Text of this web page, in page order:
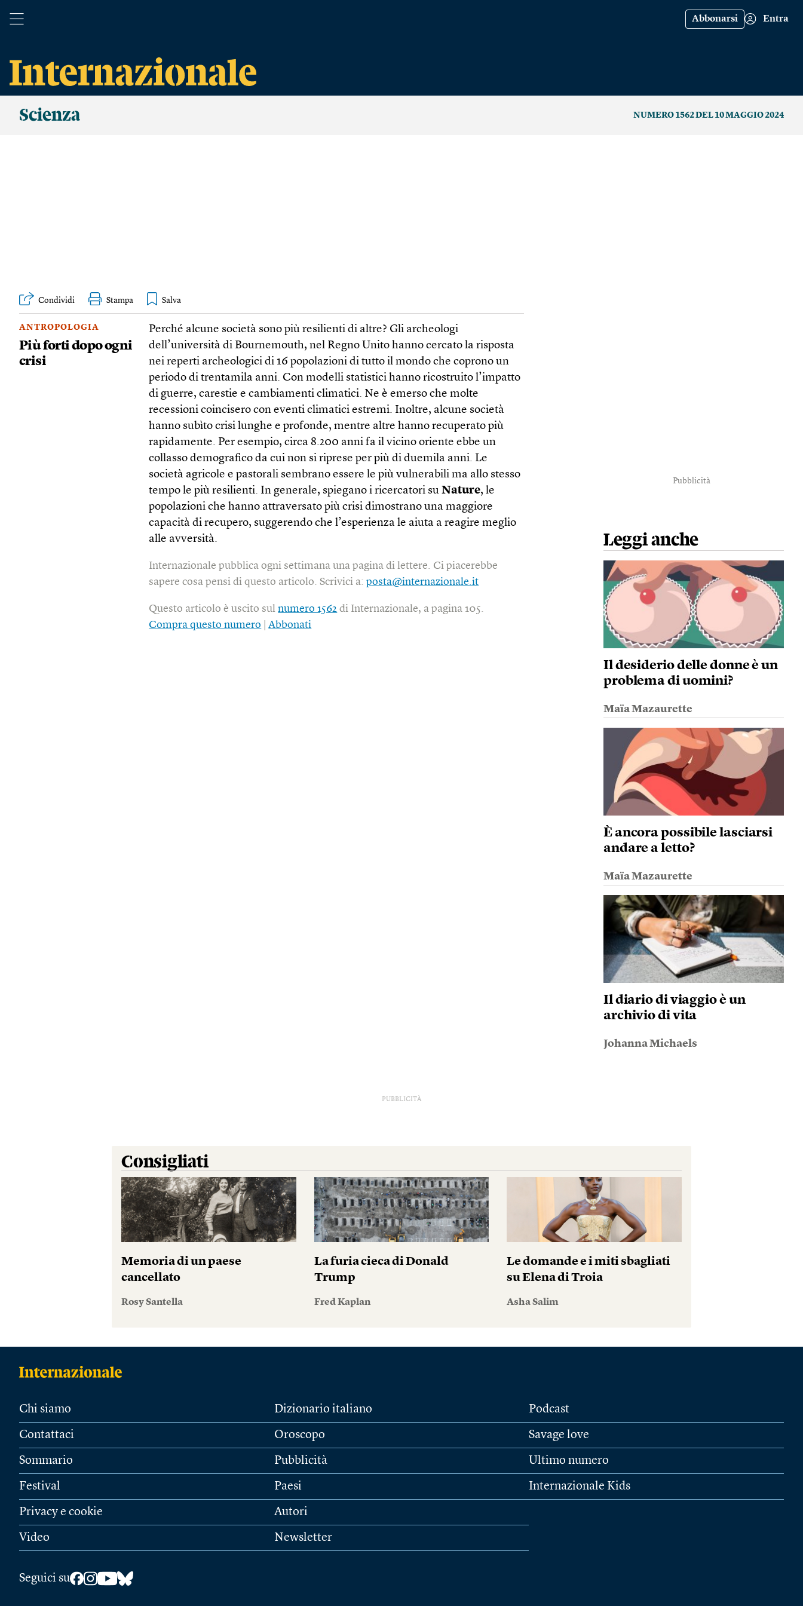
Abbonarsi Entra
Scienza NUMERO 1562 DEL 10 MAGGIO 2024
Condividi Stampa
ANTROPOLOGIA
Più forti dopo ogni
crisi
Perché alcune società sono più resilienti di altre? Gli archeologi
dell’università di Bournemouth, nel Regno Unito hanno cercato la risposta
nei reperti archeologici di 16 popolazioni di tutto il mondo che coprono un
periodo di trentamila anni. Con modelli statistici hanno ricostruito l’impatto
di guerre, carestie e cambiamenti climatici. Ne è emerso che molte
recessioni coincisero con eventi climatici estremi. Inoltre, alcune società
hanno subìto crisi lunghe e profonde, mentre altre hanno recuperato più
rapidamente. Per esempio, circa 8.200 anni fa il vicino oriente ebbe un
collasso demografico da cui non si riprese per più di duemila anni. Le
società agricole e pastorali sembrano essere le più vulnerabili ma allo stesso
tempo le più resilienti. In generale, spiegano i ricercatori suNature, le
popolazioni che hanno attraversato più crisi dimostrano una maggiore
capacità di recupero, suggerendo che l’esperienza le aiuta a reagire meglio
alle avversità.
Internazionale pubblica ogni settimana una pagina di lettere. Ci piacerebbe
sapere cosa pensi di questo articolo. Scrivici a:posta@internazionale.it
Questo articolo è uscito sulnumero 1562 di Internazionale, a pagina 105.
Compra questo numero |Abbonati
Pubblicità
Leggi anche
Il desiderio delle donne è un
problema di uomini?
Maïa Mazaurette
È ancora possibile lasciarsi
andare a letto?
Maïa Mazaurette
Il diario di viaggio è un
archivio di vita
Johanna Michaels
PUBBLICITÀ
Consigliati
Memoria di un paese
cancellato
Rosy Santella
La furia cieca di Donald
Trump
Fred Kaplan
Le domande e i miti sbagliati
su Elena di Troia
Asha Salim
Chi siamo
Contattaci
Sommario
Festival
Privacy e cookie
Video
Dizionario italiano
Oroscopo
Pubblicità
Paesi
Autori
Newsletter
Podcast
Savage love
Ultimo numero
Internazionale Kids
Seguici su